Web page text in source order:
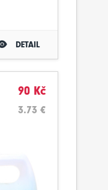
DETAIL
90 Kč
3.73 €